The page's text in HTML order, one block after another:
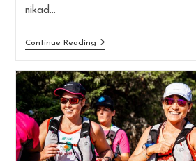
nikad…
Continue ReadingOd
Trčanja